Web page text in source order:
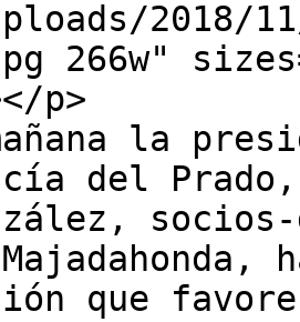
2018/
266w"
p>
la
del Prado,
que